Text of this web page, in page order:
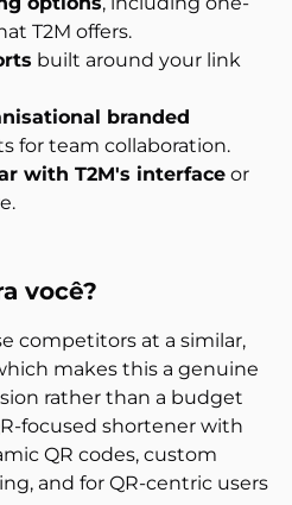
T2M offers.
built around your link
branded
for team collaboration.
with T2M's interface or
você?
competitors at a similar,
makes this a genuine
rather than a budget
focused shortener with
QR codes, custom
and for QR-centric users